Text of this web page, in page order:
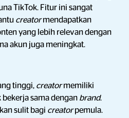
TikTok. Fitur ini sangat
creatormendapatkan
yang lebih relevan dengan
akun juga meningkat.
tinggi, creatormemiliki
sama dengan brand.
sulit bagi creatorpemula.